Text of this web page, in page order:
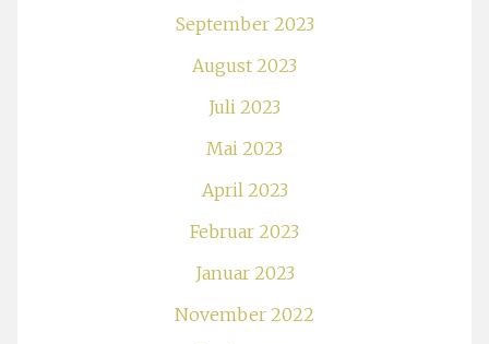
September 2023
August 2023
Juli 2023
Mai 2023
April 2023
Februar 2023
Januar 2023
November 2022